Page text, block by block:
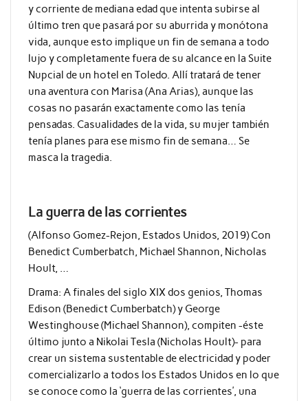
y corriente de mediana edad que intenta subirse al
último tren que pasará por su aburrida y monótona
vida, aunque esto implique un fin de semana a todo
lujo y completamente fuera de su alcance en la Suite
Nupcial de un hotel en Toledo. Allí tratará de tener
una aventura con Marisa (Ana Arias), aunque las
cosas no pasarán exactamente como las tenía
pensadas. Casualidades de la vida, su mujer también
tenía planes para ese mismo fin de semana… Se
masca la tragedia.
La guerra de las corrientes
(Alfonso Gomez-Rejon, Estados Unidos, 2019) Con
Benedict Cumberbatch, Michael Shannon, Nicholas
Hoult, …
Drama: A finales del siglo XIX dos genios, Thomas
Edison (Benedict Cumberbatch) y George
Westinghouse (Michael Shannon), compiten -éste
último junto a Nikolai Tesla (Nicholas Hoult)- para
crear un sistema sustentable de electricidad y poder
comercializarlo a todos los Estados Unidos en lo que
se conoce como la ‘guerra de las corrientes’, una